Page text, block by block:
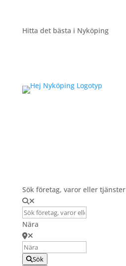
Hitta det bästa i Nyköping
Sök företag, varor eller tjänster
Nära
Sök